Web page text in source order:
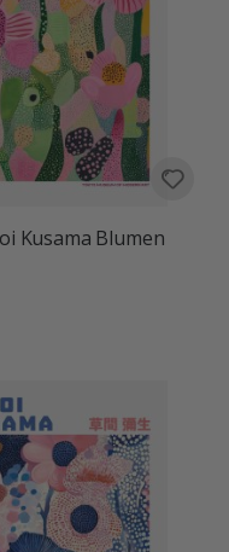
Kusama Blumen